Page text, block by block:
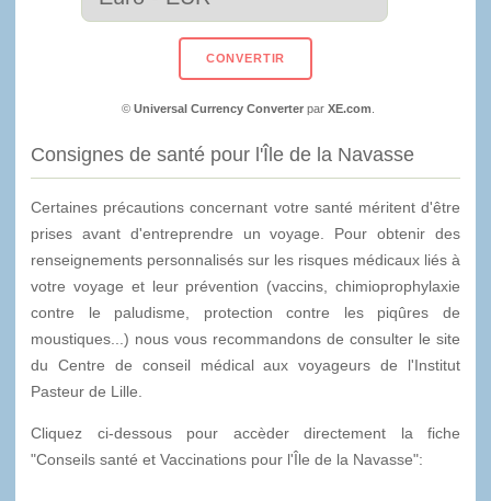
© Universal Currency Converterpar XE.com
Consignes de santé pour l'Île de la Navasse
Certaines précautions concernant votre santé méritent d'être
prises avant d'entreprendre un voyage. Pour obtenir des
renseignements personnalisés sur les risques médicaux liés à
votre voyage et leur prévention (vaccins, chimioprophylaxie
contre le paludisme, protection contre les piqûres de
moustiques...) nous vous recommandons de consulter le site
du Centre de conseil médical aux voyageurs de l'Institut
Pasteur de Lille.
Cliquez ci-dessous pour accèder directement la fiche
"Conseils santé et Vaccinations pour l'Île de la Navasse":